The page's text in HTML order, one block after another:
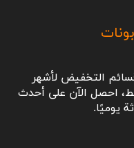
التخفيض لأشهر
احصل الآن على أحدث
يوميًا.